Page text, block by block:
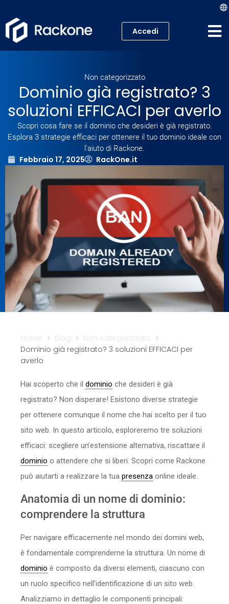
Cloud
Server
Proxmox VE
Mail
Sicurezza
Servizi
Accedi
Non categorizzato
Dominio già registrato? 3
soluzioni EFFICACI per averlo
Scopri cosa fare se il dominio che desideri è già registrato.
Esplora 3 strategie efficaci per ottenere il tuo dominio ideale con
l'aiuto di Rackone.
Febbraio 17, 2025 RackOne.it
Home Blog
Non categorizzato
Dominio già registrato? 3 soluzioni EFFICACI per
averlo
Hai scoperto che il dominio che desideri è già
registrato? Non disperare! Esistono diverse strategie
per ottenere comunque il nome che hai scelto per il tuo
sito web. In questo articolo, esploreremo tre soluzioni
efficaci: scegliere un’estensione alternativa, riscattare il
dominio o attendere che si liberi. Scopri come Rackone
può aiutarti a realizzare la tua presenza online ideale.
Anatomia di un nome di dominio:
comprendere la struttura
Per navigare efficacemente nel mondo dei domini web,
è fondamentale comprenderne la struttura. Un nome di
dominio è composto da diversi elementi, ciascuno con
un ruolo specifico nell’identificazione di un sito web.
Analizziamo in dettaglio le componenti principali: